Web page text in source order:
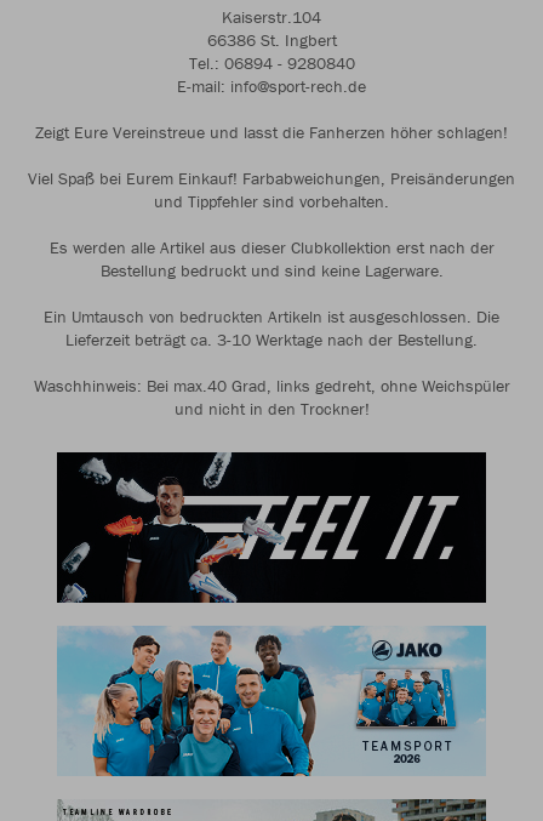
Kaiserstr.104
66386 St. Ingbert
Tel.: 06894 - 9280840
E-mail: info@sport-rech.de
Zeigt Eure Vereinstreue und lasst die Fanherzen höher schlagen!
Viel Spaß bei Eurem Einkauf! Farbabweichungen, Preisänderungen
und Tippfehler sind vorbehalten.
Es werden alle Artikel aus dieser Clubkollektion erst nach der
Bestellung bedruckt und sind keine Lagerware.
Ein Umtausch von bedruckten Artikeln ist ausgeschlossen. Die
Lieferzeit beträgt ca. 3-10 Werktage nach der Bestellung.
Waschhinweis: Bei max.40 Grad, links gedreht, ohne Weichspüler
und nicht in den Trockner!